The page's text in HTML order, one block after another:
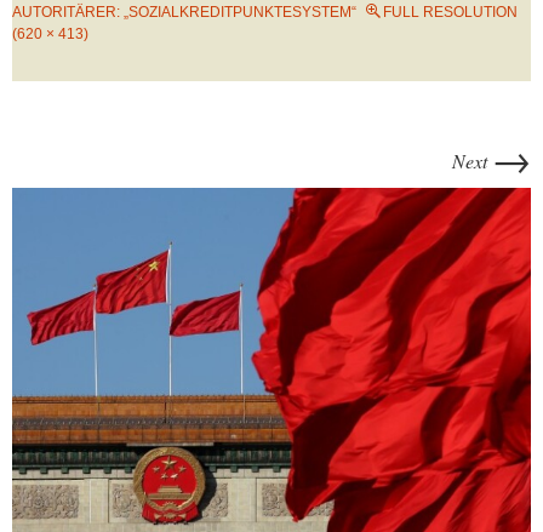
AUTORITÄRER: „SOZIALKREDITPUNKTESYSTEM“
FULL RESOLUTION
(620 × 413)
Next →